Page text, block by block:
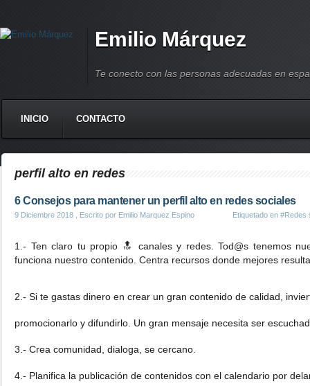
Emilio Márquez
Te conecto con las personas adecuadas en
INICIO CONTACTO
perfil alto en redes
6 Consejos para mantener un perfil alto en redes sociales
9 Diciembre 2018 , Escrito por Emilio Marquez Espino Etiquetado en #Redes
1.- Ten claro tu propio 🔝 canales y redes. Tod@s tenemos
funciona nuestro contenido. Centra recursos donde mejores
2.- Si te gastas dinero en crear un gran contenido de calidad,
promocionarlo y difundirlo. Un gran mensaje necesita ser
3.- Crea comunidad, dialoga, se cercano.
4.- Planifica la publicación de contenidos con el calendario por